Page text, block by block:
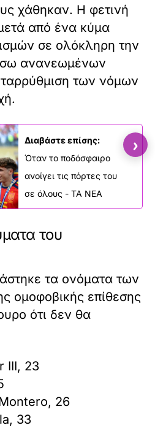
χάθηκαν. Η φετινή
από ένα κύμα
σε ολόκληρη την
ανανεωμένων
των νόμων
Διαβάστε επίσης:
Όταν το ποδόσφαιρο
ανοίγει τις πόρτες του
σε όλους - ΤΑ ΝΕΑ
του
τα ονόματα των
ομοφοβικής επίθεσης
ότι δεν θα
III, 23
26
33
›